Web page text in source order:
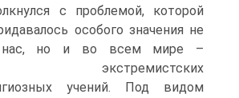
с проблемой, которой
особого значения не
нас, но и во всем мире –
экстремистских
учений. Под видом